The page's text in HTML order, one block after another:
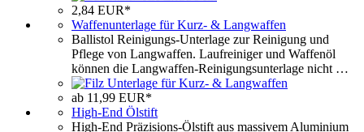
2,84 EUR*
Waffenunterlage für Kurz- & Langwaffen
Ballistol Reinigungs-Unterlage zur Reinigung und
Pflege von Langwaffen. Laufreiniger und Waffenöl
können die Langwaffen-Reinigungsunterlage nicht …
ab 11,99 EUR*
High-End Ölstift
High-End Präzisions-Ölstift aus massivem Aluminium